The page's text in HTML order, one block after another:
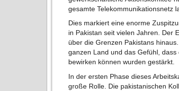
gesamte Telekommunikationsnetz
Dies markiert eine enorme
in Pakistan seit vielen Jahren. Der
über die Grenzen Pakistans
ganzen Land und das Gefühl,
bewirken können wurden gestärkt.
In der ersten Phase dieses
große Rolle. Die pakistanischen